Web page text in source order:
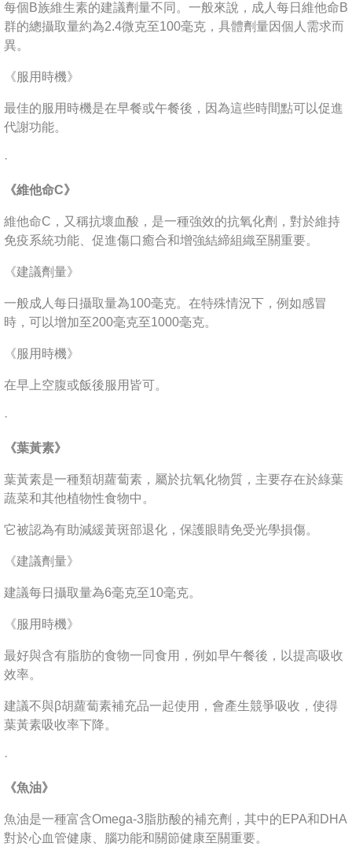
每個B族維生素的建議劑量不同。一般來說，成人每日維他命B
群的總攝取量約為2.4微克至100毫克，具體劑量因個人需求而
異。
《服用時機》
最佳的服用時機是在早餐或午餐後，因為這些時間點可以促進
代謝功能。
·
《維他命C》
維他命C，又稱抗壞血酸，是一種強效的抗氧化劑，對於維持
免疫系統功能、促進傷口癒合和增強結締組織至關重要。
《建議劑量》
一般成人每日攝取量為100毫克。在特殊情況下，例如感冒
時，可以增加至200毫克至1000毫克。
《服用時機》
在早上空腹或飯後服用皆可。
·
《葉黃素》
葉黃素是一種類胡蘿蔔素，屬於抗氧化物質，主要存在於綠葉
蔬菜和其他植物性食物中。
它被認為有助減緩黃斑部退化，保護眼睛免受光學損傷。
《建議劑量》
建議每日攝取量為6毫克至10毫克。
《服用時機》
最好與含有脂肪的食物一同食用，例如早午餐後，以提高吸收
效率。
建議不與β胡蘿蔔素補充品一起使用，會產生競爭吸收，使得
葉黃素吸收率下降。
·
《魚油》
魚油是一種富含Omega-3脂肪酸的補充劑，其中的EPA和DHA
對於心血管健康、腦功能和關節健康至關重要。